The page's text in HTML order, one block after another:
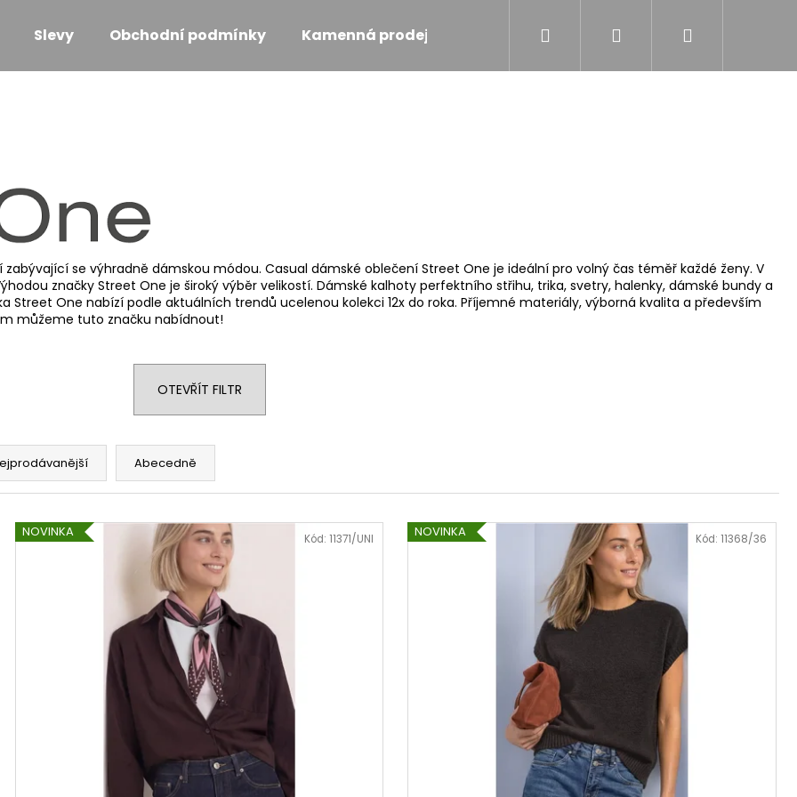
Slevy Obchodní podmínky Kamenná prodejna Přihlášení
se výhradně dámskou módou. Casual dámské oblečení Street One je ideální pro volný čas téměř každé ženy. V
značky Street One je široký výběr velikostí. Dámské kalhoty perfektního střihu, trika, svetry, halenky, dámské bundy a
Street One nabízí podle aktuálních trendů ucelenou kolekci 12x do roka. Příjemné materiály, výborná kvalita a především
můžeme tuto značku nabídnout!
OTEVŘÍT FILTR
Abecedně
NOVINKA Kód:11371/UNI NOVINKA Kód: 11368/36
Doporučujeme
MONARI KOŽENKOVÉ KALHOTY TAUPE